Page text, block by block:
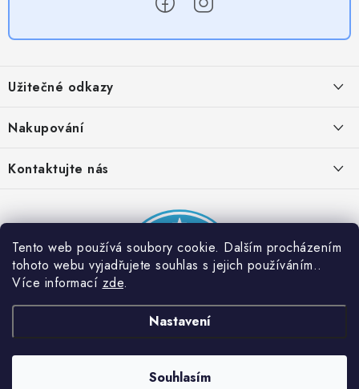
Tento web používá soubory cookie. Dalším procházením
tohoto webu vyjadřujete souhlas s jejich používáním..
Více informací zde.
Nastavení
Souhlasím
p
a
Užitečné odkazy
Obchodní podmínky
Provizní systém
Partner stránek: Super plecháček
Nakupování
Časté otázky
Podmínky akce 2 + 1 zdarma
Kontaktujte nás
Dobrý triko. Všechna práva vyhrazena.